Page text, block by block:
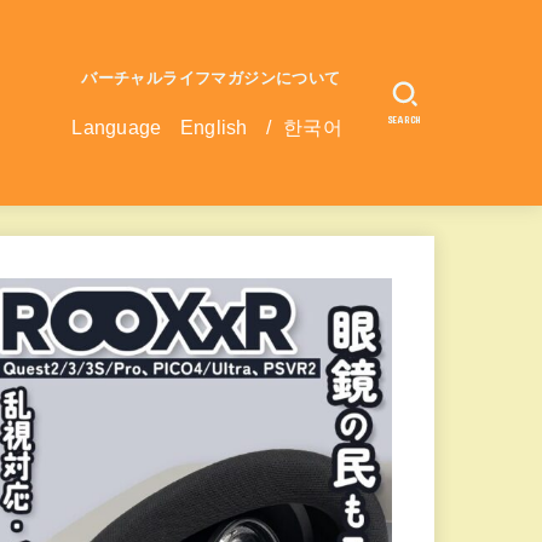
バーチャルライフマガジンについて
Language English / 한국어 SEARCH